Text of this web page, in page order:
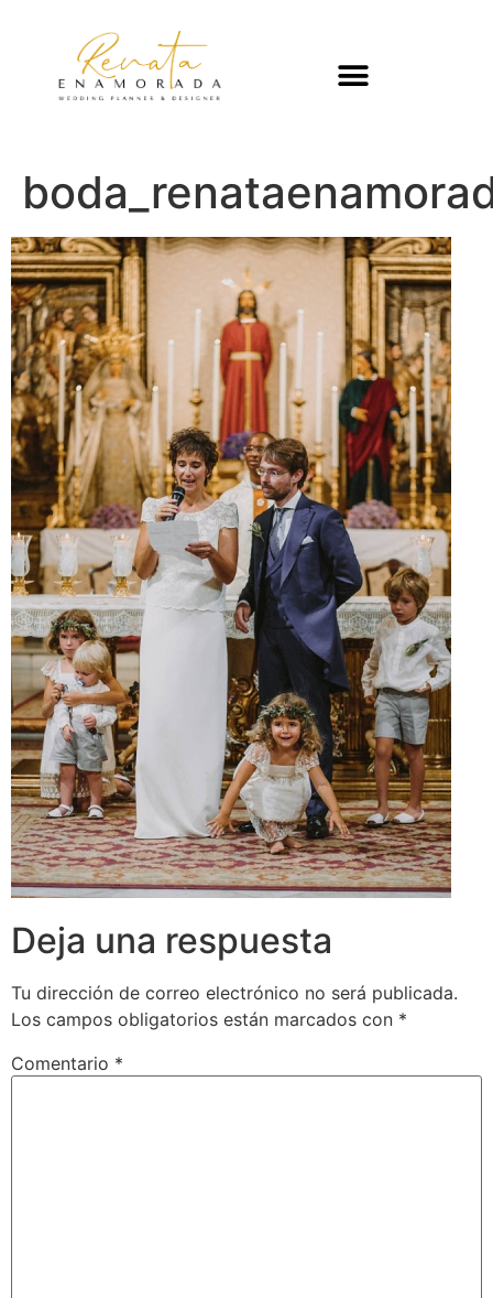
Deja una respuesta
Tu dirección de correo electrónico no será publicada.
Los campos obligatorios están marcados con *
Comentario *